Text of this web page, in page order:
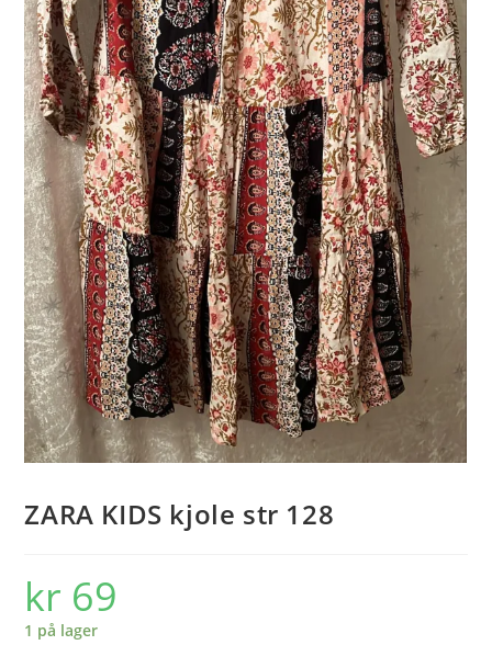
ZARA KIDS kjole str 128
kr 69
1 på lager